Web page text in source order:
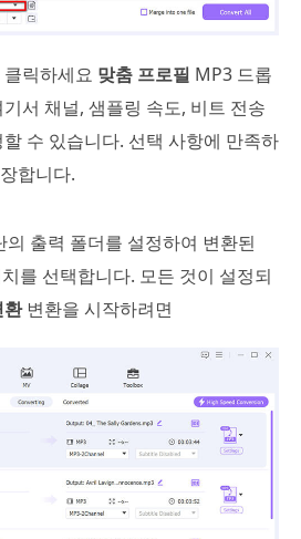
릭하세요 맞춤 프로필 MP3 드롭
서 채널, 샘플링 속도, 비트 전송
수 있습니다. 선택 사항에 만족하
합니다.
의 출력 폴더를 설정하여 변환된
를 선택합니다. 모든 것이 설정되
환변환을 시작하려면